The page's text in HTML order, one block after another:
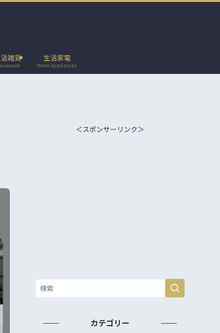
雑貨 生活家電
Home Appliances
＜スポンサーリンク＞
カテゴリー